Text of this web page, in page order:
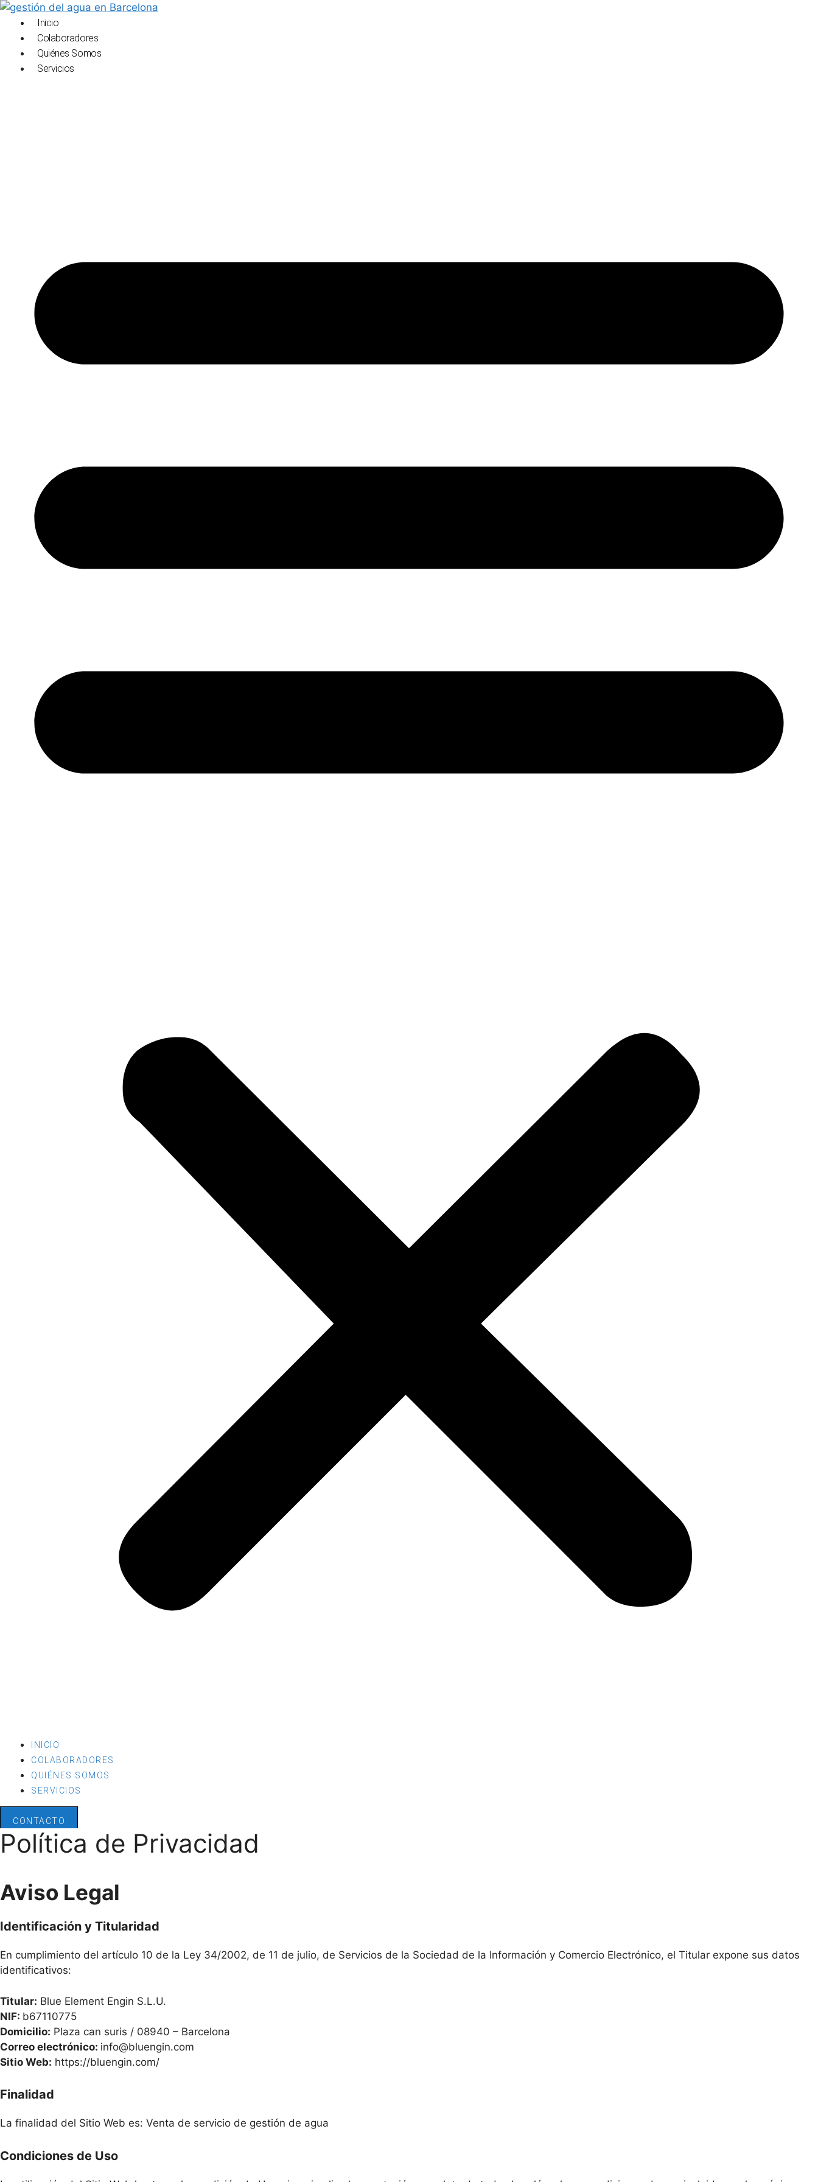
Saltar
contenido
Inicio
Colaboradores
Quiénes Somos
Servicios
INICIO
COLABORADORES
QUIÉNES SOMOS
SERVICIOS
CONTACTO
Política de Privacidad
Aviso Legal
Identificación y Titularidad
En cumplimiento del artículo 10 de la Ley 34/2002, de 11 de julio, de Servicios de la Sociedad de la Información y Comercio Electrónico, el Titular expone sus datos
identificativos:
Titular: Blue Element Engin S.L.U.
NIF: b67110775
Domicilio: Plaza can suris / 08940 – Barcelona
Correo electrónico: info@bluengin.com
Sitio Web: https://bluengin.com/
Finalidad
La finalidad del Sitio Web es: Venta de servicio de gestión de agua
Condiciones de Uso